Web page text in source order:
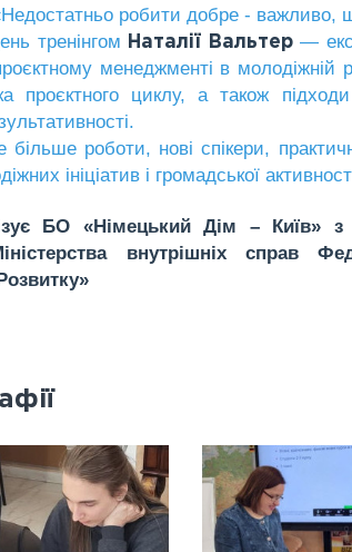
робити добре - важливо,
тренінгом
Наталії Вальтер—
менеджменті в
проєктного циклу, а також
роботи, нові спікери,
ініціатив і громадської
БО «Німецький Дім – Київ» з
внутрішніх справ